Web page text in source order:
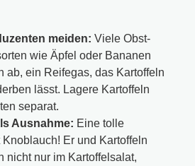
meiden: Viele Obst-
wie Äpfel oder Bananen
ab, ein Reifegas, das Kartoffeln
lässt. Lagere Kartoffeln
separat.
Ausnahme: Eine tolle
Er und Kartoffeln
nicht nur im Kartoffelsalat,